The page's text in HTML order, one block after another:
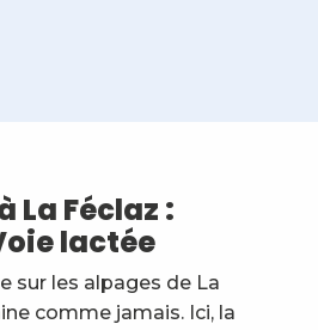
ESF du Revard
ESF de La Féclaz
en montagne
La Féclaz :
lactée
sur les alpages de La
comme jamais. Ici, la